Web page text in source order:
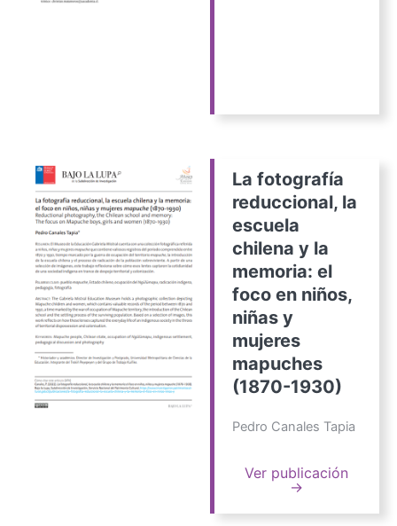
La fotografía
reduccional, la
escuela
chilena y la
memoria: el
foco en niños,
niñas y
mujeres
mapuches
(1870-1930)
Pedro Canales Tapia
Ver publicación
→